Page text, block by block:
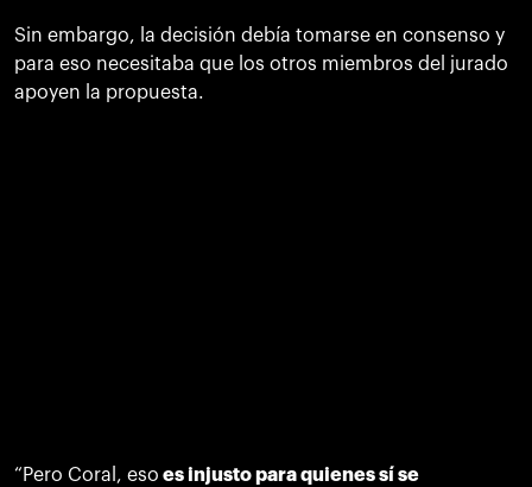
Sin embargo, la decisión debía tomarse en consenso y
para eso necesitaba que los otros miembros del jurado
apoyen la propuesta.
“Pero Coral, eso es injusto para quienes sí se